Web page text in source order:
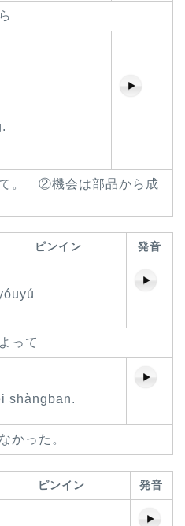
。 ②機会は部品から成
ピンイン 発音
って
shàngbān.
かった。
ピンイン 発音